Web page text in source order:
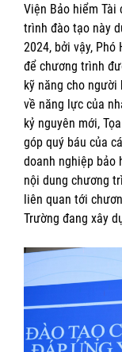
Viện Bảo hiểm Tài
trình đào tạo này
2024, bởi vậy,
để chương trình
kỹ năng cho người
về năng lực của
kỷ nguyên mới,
góp quý báu của
doanh nghiệp bảo
nội dung chương
liên quan tới
Trường đang xây